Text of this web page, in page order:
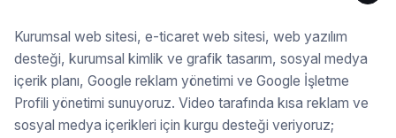
Kurumsal web sitesi, e-ticaret web sitesi, web yazılım
desteği, kurumsal kimlik ve grafik tasarım, sosyal medya
içerik planı, Google reklam yönetimi ve Google İşletme
Profili yönetimi sunuyoruz. Video tarafında kısa reklam ve
sosyal medya içerikleri için kurgu desteği veriyoruz;